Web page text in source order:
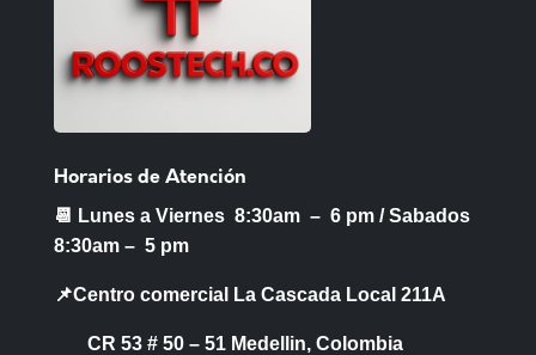
Horarios de Atención
📆 Lunes a Viernes 8:30am – 6 pm /Sabados
8:30am – 5 pm
📌Centro comercial La Cascada Local 211A
CR 53 # 50 – 51 Medellin, Colombia